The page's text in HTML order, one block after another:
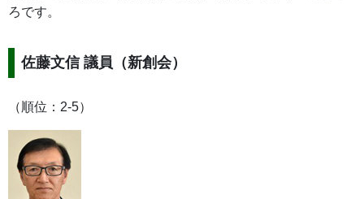
ろです。
佐藤文信 議員（新創会）
（順位：2-5）